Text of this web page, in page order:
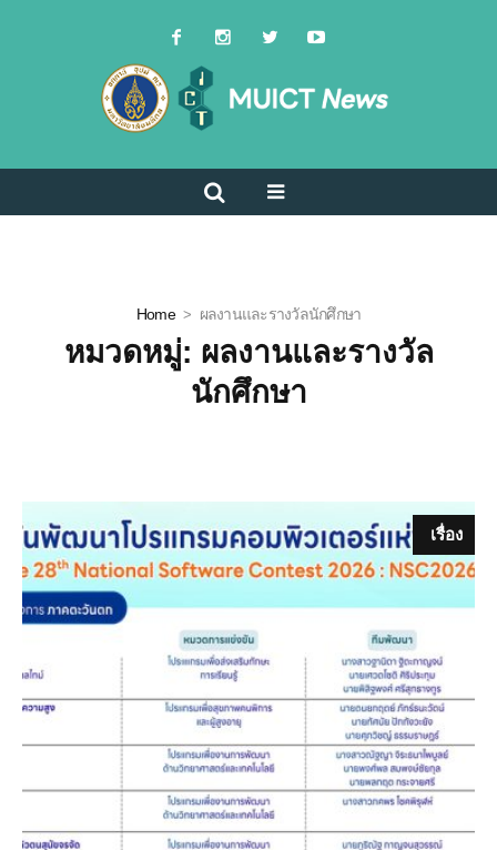
Home ผลงานและรางวัลนักศึกษา
หมวดหมู่: ผลงานและรางวัล
นักศึกษา
เรื่อง